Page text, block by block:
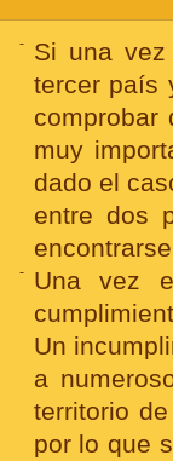
-
Si una
tercer país
comprobar
muy
dado el
entre dos
-
Una vez
Un
a
territorio
por lo que